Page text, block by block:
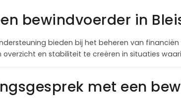
bewindvoerder in
bieden bij het beheren van
overzicht en stabiliteit te creëren in situaties
met een